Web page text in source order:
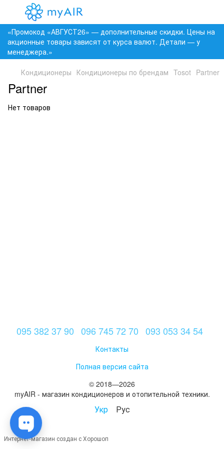
«Промокод «АВГУСТ26» — дополнительные скидки. Цены на
акционные товары зависят от курса валют. Детали — у
менеджера.»
Кондиционеры Кондиционеры по брендам Tosot Partner
Partner
Нет товаров
095 382 37 90 096 745 72 70 093 053 34 54
Контакты
Полная версия сайта
© 2018—2026
myAIR - магазин кондиционеров и отопительной техники.
Укр Рус
Интернет-магазин создан с Хорошоп